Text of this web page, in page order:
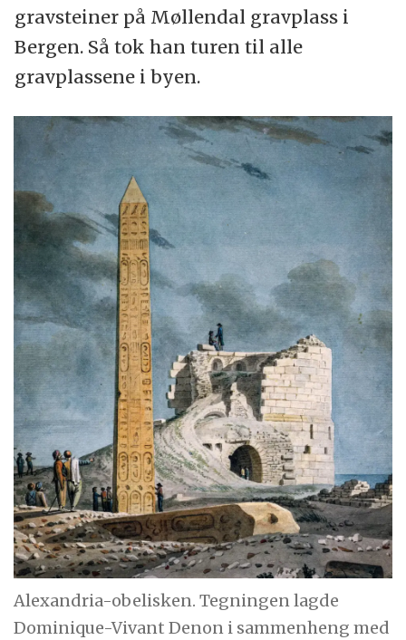
gravsteiner på Møllendal gravplass i
Bergen. Så tok han turen til alle
gravplassene i byen.
Alexandria-obelisken. Tegningen lagde
Dominique-Vivant Denon i sammenheng med